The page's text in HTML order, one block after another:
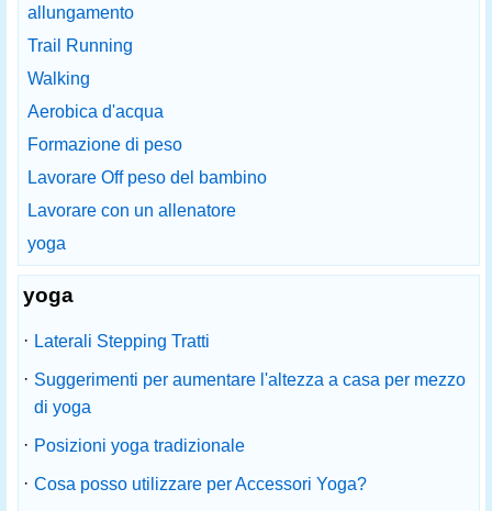
allungamento
Trail Running
Walking
Aerobica d'acqua
Formazione di peso
Lavorare Off peso del bambino
Lavorare con un allenatore
yoga
yoga
· Laterali Stepping Tratti
· Suggerimenti per aumentare l'altezza a casa per mezzo
di yoga
· Posizioni yoga tradizionale
· Cosa posso utilizzare per Accessori Yoga?